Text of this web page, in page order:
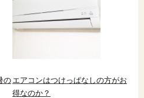
の エアコンはつけっぱなしの方がお
得なのか？